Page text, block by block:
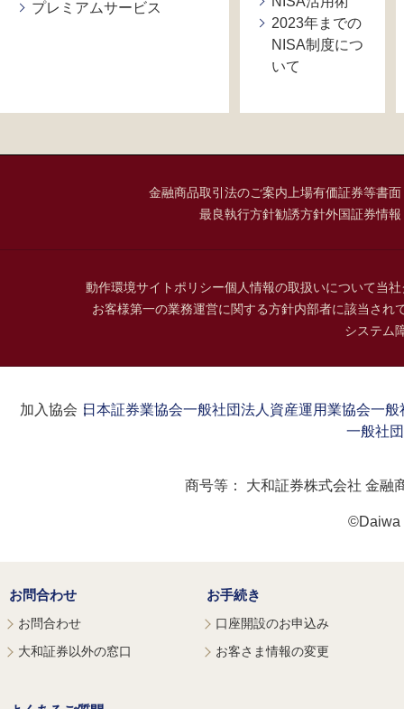
プレミアムサービス
2023年までの
NISA制度につ
いて
金融商品取引法のご案内 上場有価証券等書
最良執行方針勧誘方針外国証券情
動作環境サイトポリシー個人情報の取扱いについて当
お客様第一の業務運営に関する方針内部者に該当され
システム
加入協会：日本証券業協会一般社団法人資産運用業協会一般
一般社
商号等： 大和証券株式会社 金融
©Daiwa
お問合わせ
お問合わせ
大和証券以外の窓口
お手続き
口座開設のお申込み
お客さま情報の変更